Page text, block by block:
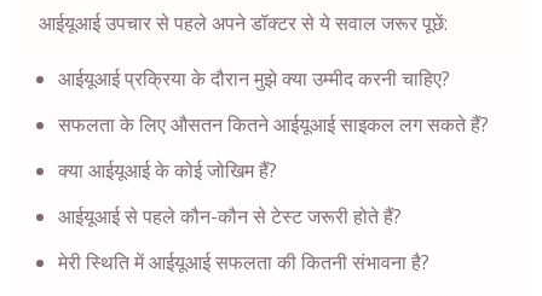
आईयूआई उपचार से पहले अपने डॉक्टर से ये सवाल जरूर पूछें:
आईयूआई प्रक्रिया के दौरान मुझे क्या उम्मीद करनी चाहिए?
सफलता के लिए औसतन कितने आईयूआई साइकल लग सकते हैं?
क्या आईयूआई के कोई जोखिम हैं?
आईयूआई से पहले कौन-कौन से टेस्ट जरूरी होते हैं?
मेरी स्थिति में आईयूआई सफलता की कितनी संभावना है?